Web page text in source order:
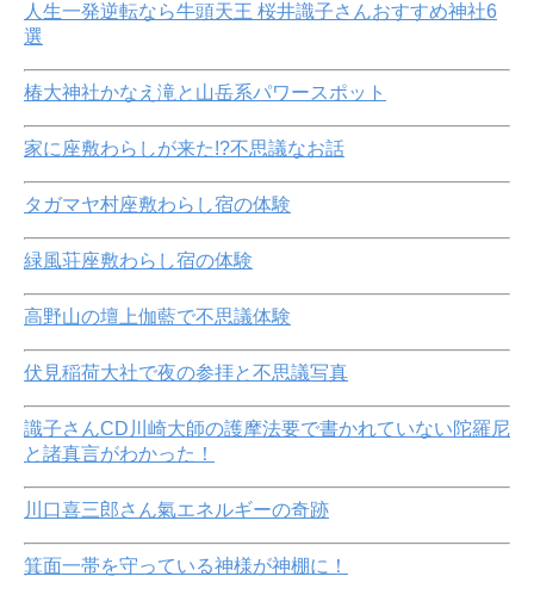
人生一発逆転なら牛頭天王 桜井識子さんおすすめ神社6
選
椿大神社かなえ滝と山岳系パワースポット
家に座敷わらしが来た!?不思議なお話
タガマヤ村座敷わらし宿の体験
緑風荘座敷わらし宿の体験
高野山の壇上伽藍で不思議体験
伏見稲荷大社で夜の参拝と不思議写真
識子さんCD川崎大師の護摩法要で書かれていない陀羅尼
と諸真言がわかった！
川口喜三郎さん氣エネルギーの奇跡
箕面一帯を守っている神様が神棚に！